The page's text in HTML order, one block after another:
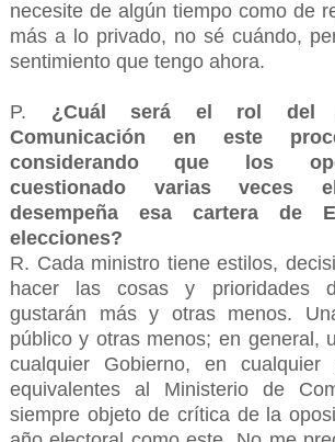
necesite de algún tiempo como de
más a lo privado, no sé cuándo,
sentimiento que tengo ahora.
P. ¿Cuál será el rol del
Comunicación en este
considerando que los
cuestionado varias veces
desempeña esa cartera de
elecciones?
R. Cada ministro tiene estilos,
hacer las cosas y prioridades
gustarán más y otras menos.
público y otras menos; en general,
cualquier Gobierno, en
equivalentes al Ministerio de
siempre objeto de crítica de la